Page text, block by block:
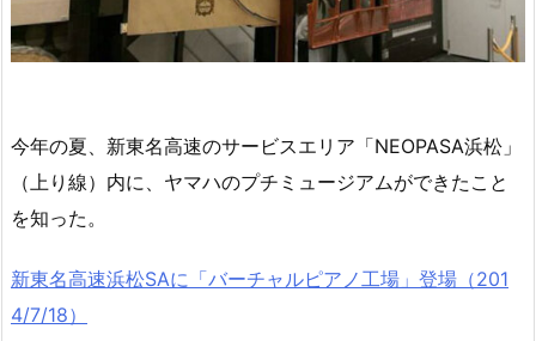
今年の夏、新東名高速のサービスエリア「NEOPASA浜松」
（上り線）内に、ヤマハのプチミュージアムができたこと
を知った。
新東名高速浜松SAに「バーチャルピアノ工場」登場（201
4/7/18）